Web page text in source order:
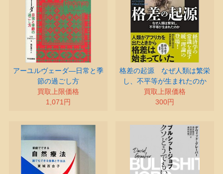
アーユルヴェーダ―日常と季
節の過ごし方
買取上限価格
1,071円
格差の起源 なぜ人類は繁栄
し、不平等が生まれたのか
買取上限価格
300円